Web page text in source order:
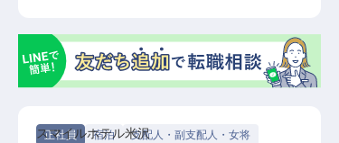
正社員 宿泊 支配人・副支配人・女将
スマイルホテル米沢